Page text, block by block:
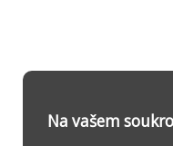
Na vašem